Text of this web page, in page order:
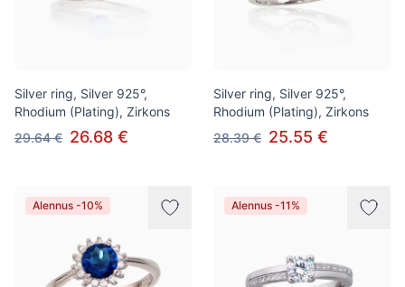
Silver ring, Silver 925°,
Rhodium (Plating), Zirkons
29.64 € 26.68 €
Silver ring, Silver 925°,
Rhodium (Plating), Zirkons
28.39 € 25.55 €
Alennus -10% Alennus -11%